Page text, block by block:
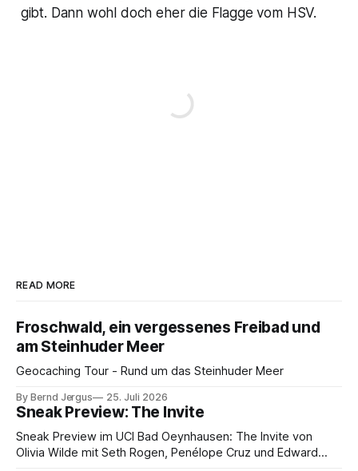
gibt. Dann wohl doch eher die Flagge vom HSV.
READ MORE
Froschwald, ein vergessenes Freibad und
am Steinhuder Meer
Geocaching Tour - Rund um das Steinhuder Meer
By Bernd Jergus 25. Juli 2026
Sneak Preview: The Invite
Sneak Preview im UCI Bad Oeynhausen: The Invite von
Olivia Wilde mit Seth Rogen, Penélope Cruz und Edward